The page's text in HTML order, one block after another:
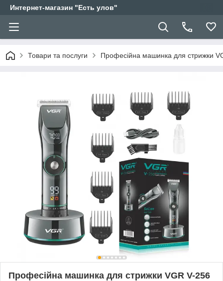
Интернет-магазин "Есть улов"
Товари та послуги Професійна машинка для стрижки
Професійна машинка для стрижки VGR V-256